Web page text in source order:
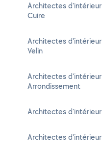
Architectes
Cuire
Architectes
Velin
Architectes
Arrondissement
Architectes
Architectes